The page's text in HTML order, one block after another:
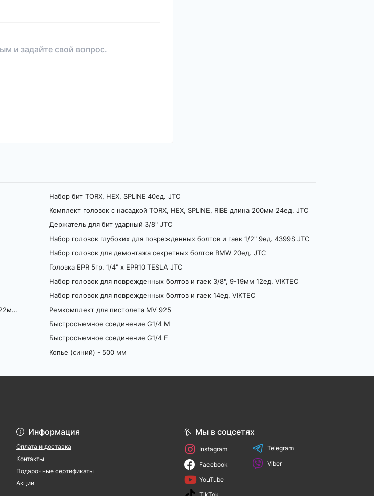
и задайте свой вопрос.
Набор бит TORX, HEX, SPLINE 40ед. JTC
Комплект головок с насадкой TORX, HEX, SPLINE, RIBE длина 200мм 24ед. JTC
Держатель для бит ударный 3/8" JTC
Набор головок глубоких для поврежденных болтов и гаек 1/2" 9ед. 4399S JTC
Набор головок для демонтажа секретных болтов BMW 20ед. JTС
Головка EPR 5гр. 1/4" х EPR10 TESLA JTC
Набор головок для поврежденных болтов и гаек 3/8", 9-19мм 12ед. VIKTEC
Набор головок для поврежденных болтов и гаек 14ед. VIKTEC
Набор головок двухсторонних для поврежденных болтов и гаек 17, 19, 21, 22мм VIKTEC
Ремкомплект для пистолета MV 925
Быстросъемное соединение G1/4 М
Быстросъемное соединение G1/4 F
Копье (синий) - 500 мм
Информация
Оплата и доставка
Контакты
Подарочные сертификаты
Акции
Мы в соцсетях
Instagram
Facebook
YouTube
Telegram
Viber